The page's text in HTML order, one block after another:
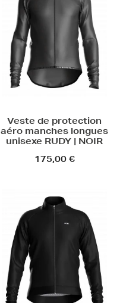
Veste de protection
aéro manches longues
unisexe RUDY | NOIR
175,00 €